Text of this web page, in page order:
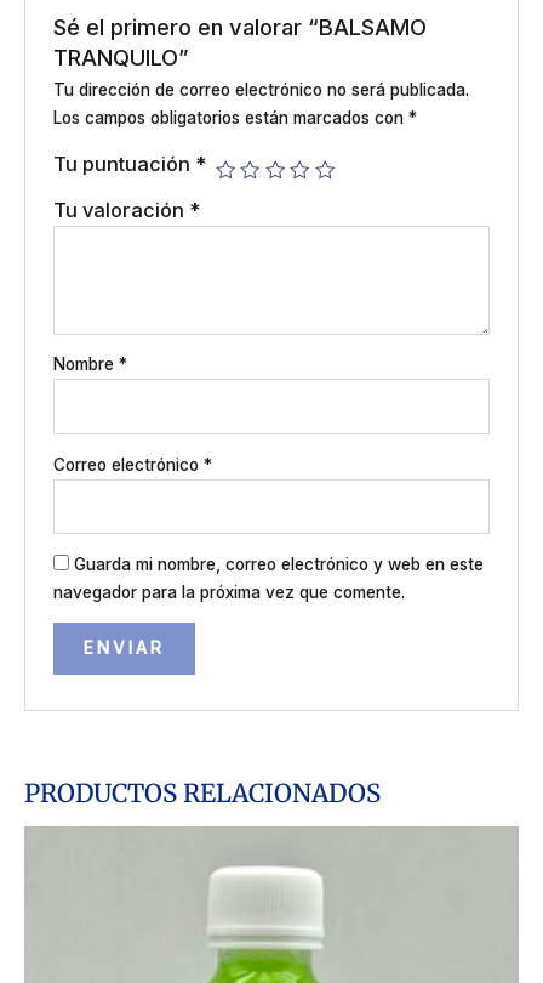
Sé el primero en valorar “BALSAMO
TRANQUILO”
Tu dirección de correo electrónico no será publicada.
Los campos obligatorios están marcados con *
Tu puntuación *
Tu valoración *
Nombre *
Correo electrónico *
Guarda mi nombre, correo electrónico y web en este
navegador para la próxima vez que comente.
PRODUCTOS RELACIONADOS